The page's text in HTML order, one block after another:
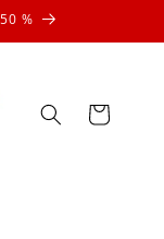
%
Ostoskori